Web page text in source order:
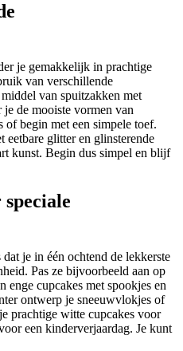
je gemakkelijk in prachtige
van verschillende
van spuitzakken met
de mooiste vormen van
of begin met een simpele toef.
eetbare glitter en glinsterende
kunst. Begin dus simpel en blijf
je in één ochtend de lekkerste
Pas ze bijvoorbeeld aan op
enge cupcakes met spookjes en
ontwerp je sneeuwvlokjes of
prachtige witte cupcakes voor
een kinderverjaardag. Je kunt